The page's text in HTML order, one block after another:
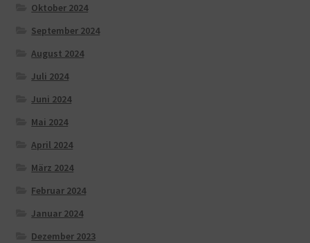
Oktober 2024
September 2024
August 2024
Juli 2024
Juni 2024
Mai 2024
April 2024
März 2024
Februar 2024
Januar 2024
Dezember 2023